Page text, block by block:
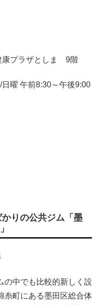
康プラザとしま 9階
曜 午前8:30～午後9:00
りの公共ジム「墨
の中でも比較的新しく設
糸町にある墨田区総合体